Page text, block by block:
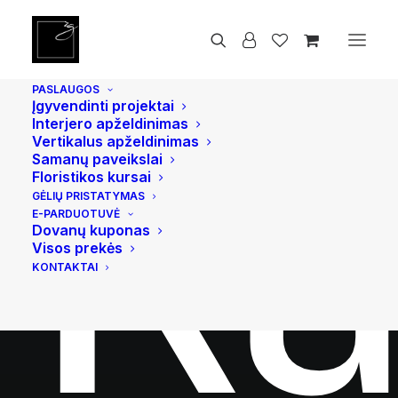
PASLAUGOS
Įgyvendinti projektai
Interjero apželdinimas
Vertikalus apželdinimas
Samanų paveikslai
Floristikos kursai
GĖLIŲ PRISTATYMAS
E-PARDUOTUVĖ
Dovanų kuponas
Visos prekės
KONTAKTAI